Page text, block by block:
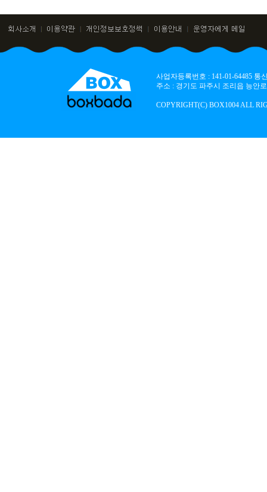
사업자등록번호 : 141-01-64485
주소 : 경기도 파주시 조리읍 능안
COPYRIGHT(C) BOX1004 ALL